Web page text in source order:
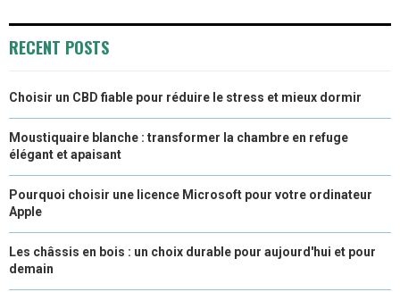
RECENT POSTS
Choisir un CBD fiable pour réduire le stress et mieux dormir
Moustiquaire blanche : transformer la chambre en refuge
élégant et apaisant
Pourquoi choisir une licence Microsoft pour votre ordinateur
Apple
Les châssis en bois : un choix durable pour aujourd'hui et pour
demain